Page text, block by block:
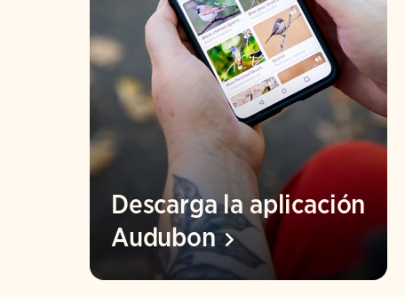
Descarga la aplicación
Audubon